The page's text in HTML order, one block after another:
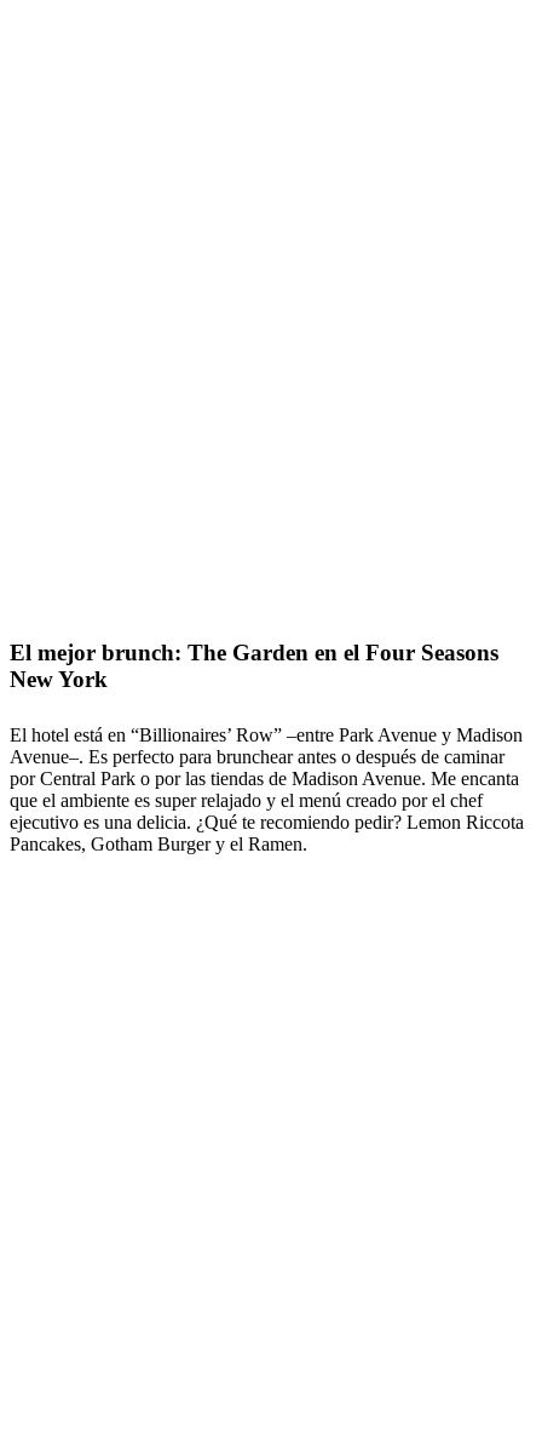
El mejor brunch: The Garden en el Four Seasons
New York
El hotel está en “Billionaires’ Row” –entre Park Avenue y Madison
Avenue–. Es perfecto para brunchear antes o después de caminar
por Central Park o por las tiendas de Madison Avenue. Me encanta
que el ambiente es super relajado y el menú creado por el chef
ejecutivo es una delicia. ¿Qué te recomiendo pedir? Lemon Riccota
Pancakes, Gotham Burger y el Ramen.